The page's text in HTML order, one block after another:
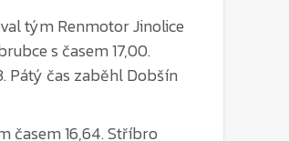
Pátý čas zaběhl Dobšín
časem 16,64. Stříbro
Čtvrtý Sychrov